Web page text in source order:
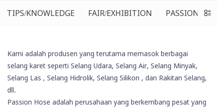
TIPS/KNOWLEDGE FAIR/EXHIBITION
Kami adalah produsen yang terutama memasok berbagai
selang karet seperti Selang Udara, Selang Air, Selang Minyak,
Selang Las , Selang Hidrolik, Selang Silikon , dan Rakitan Selang,
dll.
Passion Hose adalah perusahaan yang berkembang pesat yang